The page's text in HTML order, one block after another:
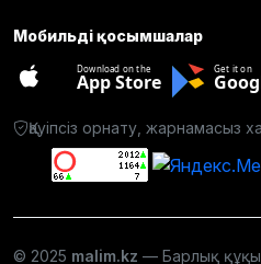
Мобильді қосымшалар
Download on the
App Store
Get it on
Қауіпсіз орнату, жарнамасыз
© 2025 malim.kz — Барлық